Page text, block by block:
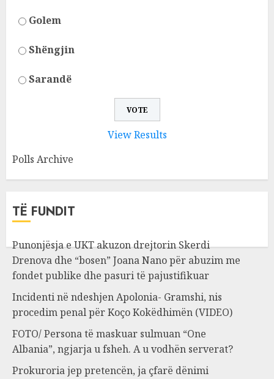
Golem
Shëngjin
Sarandë
View Results
Polls Archive
TË FUNDIT
Punonjësja e UKT akuzon drejtorin Skerdi
Drenova dhe “bosen” Joana Nano për abuzim me
fondet publike dhe pasuri të pajustifikuar
Incidenti në ndeshjen Apolonia- Gramshi, nis
procedim penal për Koço Kokëdhimën (VIDEO)
FOTO/ Persona të maskuar sulmuan “One
Albania”, ngjarja u fsheh. A u vodhën serverat?
Prokuroria jep pretencën, ja çfarë dënimi